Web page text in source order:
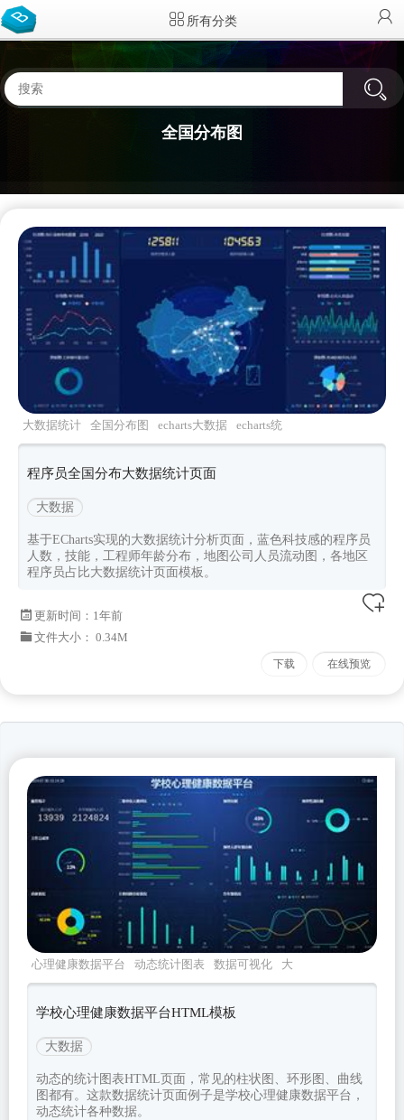
所有分类
全国分布图
大数据统计 全国分布图 echarts大数据
echarts统
计分析
数据可视化
程序员全国分布大数据统计页面
大数据
基于ECharts实现的大数据统计分析页面，蓝色科技感的程序员
人数，技能，工程师年龄分布，地图公司人员流动图，各地区
程序员占比大数据统计页面模板。
更新时间： 1年前
文件大小： 0.34M
下载 在线预览
心理健康数据平台 动态统计图表 数据可视化
大
数据html
学校心理健康数据平台HTML模板
大数据
动态的统计图表HTML页面，常见的柱状图、环形图、曲线
图都有。这款数据统计页面例子是学校心理健康数据平台，
动态统计各种数据。